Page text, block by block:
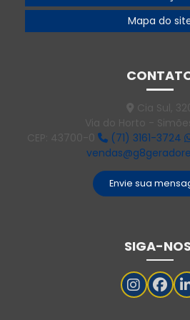
Gerador 500 kva preço
Gerador 550 kva preço
Mapa do
Cia Sul, 320
Via do Horto -
CEP: 43700-0
(71) 3161-3724
Envie sua
SIGA-